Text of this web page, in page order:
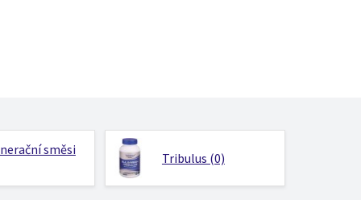
směsi
Tribulus (0)